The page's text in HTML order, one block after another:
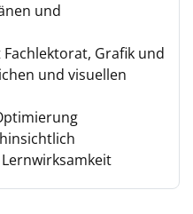
und
Grafik und
und visuellen